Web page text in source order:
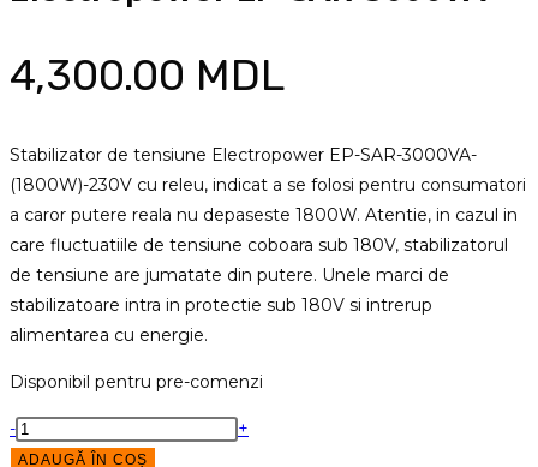
4,300.00 MDL
Stabilizator de tensiune Electropower EP-SAR-3000VA-
(1800W)-230V cu releu, indicat a se folosi pentru consumatori
a caror putere reala nu depaseste 1800W. Atentie, in cazul in
care fluctuatiile de tensiune coboara sub 180V, stabilizatorul
de tensiune are jumatate din putere. Unele marci de
stabilizatoare intra in protectie sub 180V si intrerup
alimentarea cu energie.
Disponibil pentru pre-comenzi
Cantitate
Stabilizator
- +
ADAUGĂ ÎN COȘ